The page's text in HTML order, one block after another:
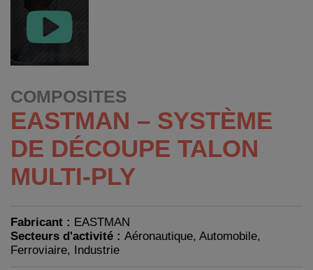
COMPOSITES
EASTMAN – SYSTÈME
DE DÉCOUPE TALON
MULTI-PLY
Fabricant : EASTMAN
Secteurs d'activité : Aéronautique, Automobile,
Ferroviaire, Industrie